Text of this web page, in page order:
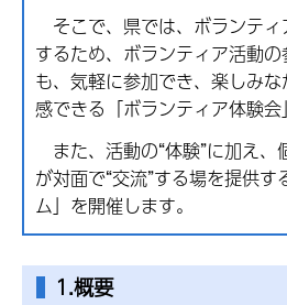
そこで、県では、ボランテ
するため、ボランティア活動
も、気軽に参加でき、楽しみ
感できる「ボランティア体験会
また、活動の“体験”に加え、
が対面で“交流”する場を提供
ム」を開催します。
1.概要